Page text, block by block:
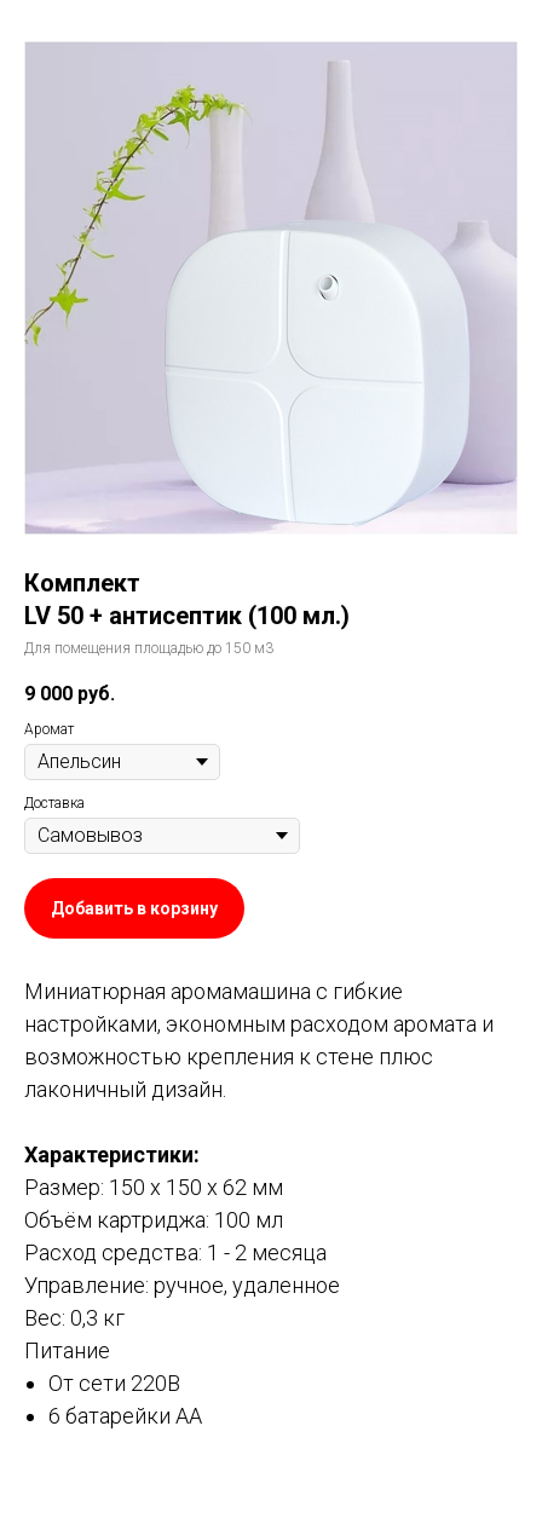
Комплект
LV 50 + антисептик (100 мл.)
Для помещения площадью до 150 м3
9 000 руб.
Аромат
Доставка
Добавить в корзину
Миниатюрная аромамашина с гибкие
настройками, экономным расходом аромата и
возможностью крепления к стене плюс
лаконичный дизайн.
Характеристики:
Размер: 150 х 150 х 62 мм
Объём картриджа: 100 мл
Расход средства: 1 - 2 месяца
Управление: ручное, удаленное
Вес: 0,3 кг
Питание
От сети 220В
6 батарейки АА